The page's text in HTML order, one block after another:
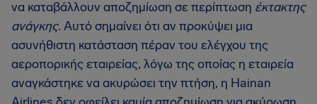
να καταβάλλουν αποζημίωση σε περίπτωση έκτακτης
ανάγκης. Αυτό σημαίνει ότι αν προκύψει μια
ασυνήθιστη κατάσταση πέραν του ελέγχου της
αεροπορικής εταιρείας, λόγω της οποίας η εταιρεία
αναγκάστηκε να ακυρώσει την πτήση, η Hainan